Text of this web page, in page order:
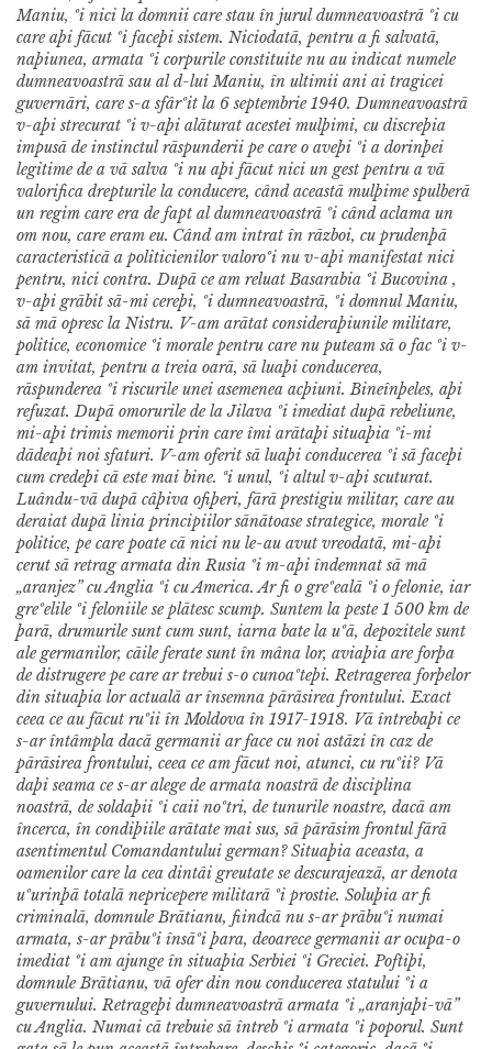
Maniu, ºi nici la domnii care stau în jurul dumneavoastrã ºi cu
care aþi fãcut ºi faceþi sistem. Niciodatã, pentru a fi salvatã,
naþiunea, armata ºi corpurile constituite nu au indicat numele
dumneavoastrã sau al d-lui Maniu, în ultimii ani ai tragicei
guvernãri, care s-a sfârºit la 6 septembrie 1940. Dumneavoastrã
v-aþi strecurat ºi v-aþi alãturat acestei mulþimi, cu discreþia
impusã de instinctul rãspunderii pe care o aveþi ºi a dorinþei
legitime de a vã salva ºi nu aþi fãcut nici un gest pentru a vã
valorifica drepturile la conducere, când aceastã mulþime spulberã
un regim care era de fapt al dumneavoastrã ºi când aclama un
om nou, care eram eu. Când am intrat în rãzboi, cu prudenþã
caracteristicã a politicienilor valoroºi nu v-aþi manifestat nici
pentru, nici contra. Dupã ce am reluat Basarabia ºi Bucovina ,
v-aþi grãbit sã-mi cereþi, ºi dumneavoastrã, ºi domnul Maniu,
sã mã opresc la Nistru. V-am arãtat consideraþiunile militare,
politice, economice ºi morale pentru care nu puteam sã o fac ºi v-
am invitat, pentru a treia oarã, sã luaþi conducerea,
rãspunderea ºi riscurile unei asemenea acþiuni. Bineînþeles, aþi
refuzat. Dupã omorurile de la Jilava ºi imediat dupã rebeliune,
mi-aþi trimis memorii prin care îmi arãtaþi situaþia ºi-mi
dãdeaþi noi sfaturi. V-am oferit sã luaþi conducerea ºi sã faceþi
cum credeþi cã este mai bine. ªi unul, ºi altul v-aþi scuturat.
Luându-vã dupã câþiva ofiþeri, fãrã prestigiu militar, care au
deraiat dupã linia principiilor sãnãtoase strategice, morale ºi
politice, pe care poate cã nici nu le-au avut vreodatã, mi-aþi
cerut sã retrag armata din Rusia ºi m-aþi îndemnat sã mã
„aranjez” cu Anglia ºi cu America. Ar fi o greºealã ºi o felonie, iar
greºelile ºi feloniile se plãtesc scump. Suntem la peste 1 500 km de
þarã, drumurile sunt cum sunt, iarna bate la uºã, depozitele sunt
ale germanilor, cãile ferate sunt în mâna lor, aviaþia are forþa
de distrugere pe care ar trebui s-o cunoaºteþi. Retragerea forþelor
din situaþia lor actualã ar însemna pãrãsirea frontului. Exact
ceea ce au fãcut ruºii în Moldova în 1917-1918. Vã întrebaþi ce
s-ar întâmpla dacã germanii ar face cu noi astãzi în caz de
pãrãsirea frontului, ceea ce am fãcut noi, atunci, cu ruºii? Vã
daþi seama ce s-ar alege de armata noastrã de disciplina
noastrã, de soldaþii ºi caii noºtri, de tunurile noastre, dacã am
încerca, în condiþiile arãtate mai sus, sã pãrãsim frontul fãrã
asentimentul Comandantului german?Situaþia aceasta, a
oamenilor care la cea dintâi greutate se descurajeazã, ar denota
uºurinþã totalã nepricepere militarã ºi prostie. Soluþia ar fi
criminalã, domnule Brãtianu, fiindcã nu s-ar prãbuºi numai
armata, s-ar prãbuºi însãºi þara, deoarece germanii ar ocupa-o
imediat ºi am ajunge în situaþia Serbiei ºi Greciei. Poftiþi,
domnule Brãtianu, vã ofer din nou conducerea statului ºi a
guvernului. Retrageþi dumneavoastrã armata ºi „aranjaþi-vã”
cu Anglia. Numai cã trebuie sã întreb ºi armata ºi poporul. Sunt